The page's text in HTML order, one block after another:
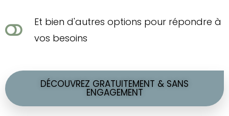
Et bien d'autres options pour répondre à
vos besoins
DÉCOUVREZ GRATUITEMENT & SANS
ENGAGEMENT